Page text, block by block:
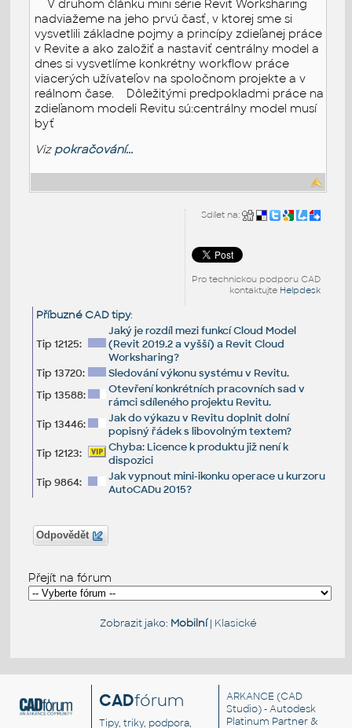
V druhom článku mini série Revit Worksharing
nadviažeme na jeho prvú časť, v ktorej sme si
vysvetlili základne pojmy a princípy zdieľanej práce
v Revite a ako založiť a nastaviť centrálny model a
dnes si vysvetlíme konkrétny workflow práce
viacerých užívateľov na spoločnom projekte a v
reálnom čase. Dôležitými predpokladmi práce na
zdieľanom modeli Revitu sú:centrálny model musí
byť
Viz pokračování...
Sdílet na:
Pro technickou podporu CAD
kontaktujte Helpdesk
Příbuzné CAD tipy:
Tip 12125:
Jaký je rozdíl mezi funkcí Cloud Model
(Revit 2019.2 a vyšší) a Revit Cloud
Worksharing?
Tip 13720:
Sledování výkonu systému v Revitu.
Tip 13588:
Otevření konkrétních pracovních sad v
rámci sdíleného projektu Revitu.
Tip 13446:
Jak do výkazu v Revitu doplnit dolní
popisný řádek s libovolným textem?
Tip 12123:
Chyba: Licence k produktu již není k
dispozici
Tip 9864:
Jak vypnout mini-ikonku operace u kurzoru
AutoCADu 2015?
Odpovědět
Přejít na fórum
Zobrazit jako: Mobilní| Klasické
CADfórum
Tipy, triky, podpora,
ARKANCE (CAD
Studio) - Autodesk
Platinum Partner &